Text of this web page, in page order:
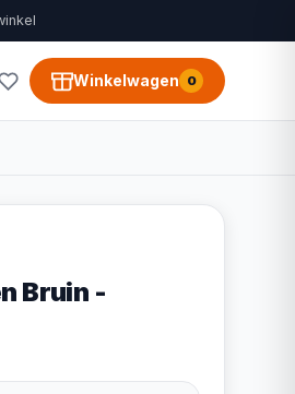
Winkelwagen 0
Bruin -